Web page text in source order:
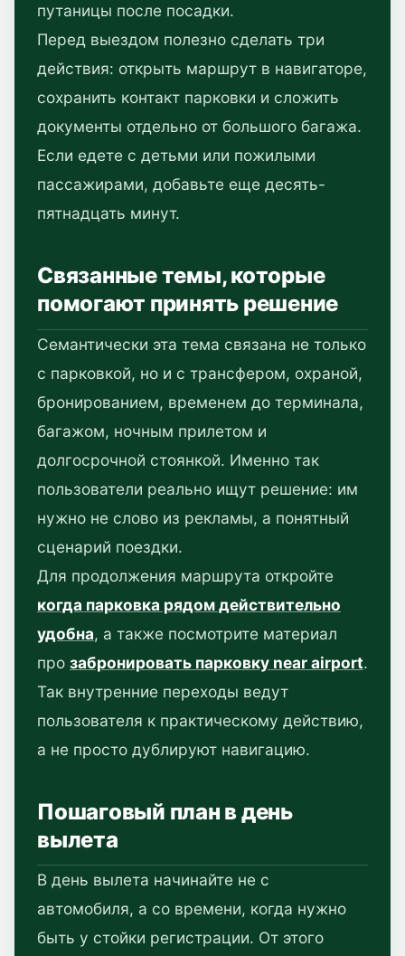
путаницы после посадки.
Перед выездом полезно сделать три
действия: открыть маршрут в навигаторе,
сохранить контакт парковки и сложить
документы отдельно от большого багажа.
Если едете с детьми или пожилыми
пассажирами, добавьте еще десять-
пятнадцать минут.
Связанные темы, которые
помогают принять решение
Семантически эта тема связана не только
с парковкой, но и с трансфером, охраной,
бронированием, временем до терминала,
багажом, ночным прилетом и
долгосрочной стоянкой. Именно так
пользователи реально ищут решение: им
нужно не слово из рекламы, а понятный
сценарий поездки.
Для продолжения маршрута откройте
когда парковка рядом действительно
удобна, а также посмотрите материал
про забронировать парковку near airport.
Так внутренние переходы ведут
пользователя к практическому действию,
а не просто дублируют навигацию.
Пошаговый план в день
вылета
В день вылета начинайте не с
автомобиля, а со времени, когда нужно
быть у стойки регистрации. От этого